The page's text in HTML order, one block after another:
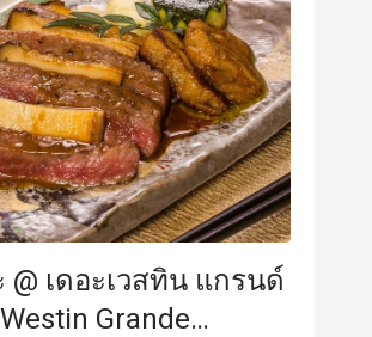
เดอะเวสทิน แกรนด์
Grande